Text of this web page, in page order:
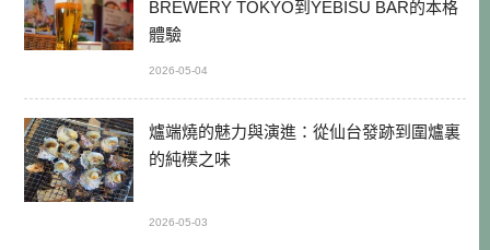
BREWERY TOKYO到YEBISU BAR的本格
體驗
2026-05-04
爐端燒的魅力與演進：從仙台發跡到圍爐裏
的純樸之味
2026-05-03